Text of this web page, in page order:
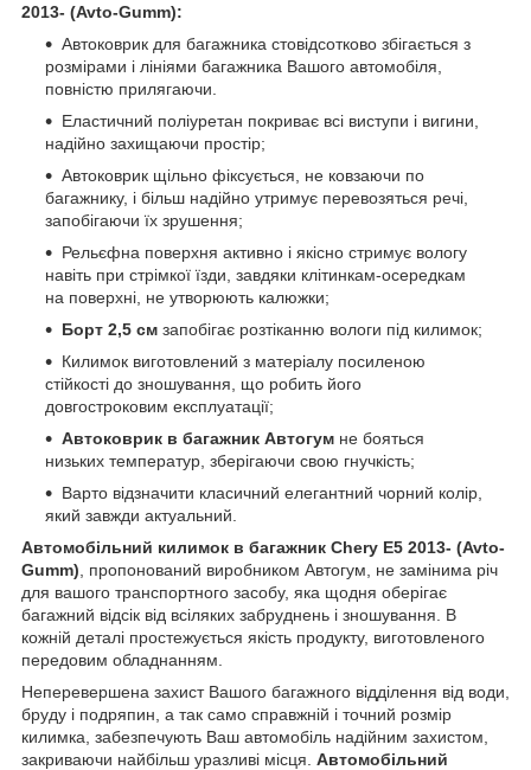
2013- (Avto-Gumm):
Автоковрик для багажника стовідсотково збігається з
розмірами і лініями багажника Вашого автомобіля,
повністю прилягаючи.
Еластичний поліуретан покриває всі виступи і вигини,
надійно захищаючи простір;
Автоковрик щільно фіксується, не ковзаючи по
багажнику, і більш надійно утримує перевозяться речі,
запобігаючи їх зрушення;
Рельєфна поверхня активно і якісно стримує вологу
навіть при стрімкої їзди, завдяки клітинкам-осередкам
на поверхні, не утворюють калюжки;
Борт 2,5 см запобігає розтіканню вологи під килимок;
Килимок виготовлений з матеріалу посиленою
стійкості до зношування, що робить його
довгостроковим експлуатації;
Автоковрик в багажник Автогум не бояться
низьких температур, зберігаючи свою гнучкість;
Варто відзначити класичний елегантний чорний колір,
який завжди актуальний.
Автомобільний килимок в багажник Chery E5 2013- (Avto-
Gumm) , пропонований виробником Автогум, не замінима річ
для вашого транспортного засобу, яка щодня оберігає
багажний відсік від всіляких забруднень і зношування. В
кожній деталі простежується якість продукту, виготовленого
передовим обладнанням.
Неперевершена захист Вашого багажного відділення від води,
бруду і подряпин, а так само справжній і точний розмір
килимка, забезпечують Ваш автомобіль надійним захистом,
закриваючи найбільш уразливі місця. Автомобільний